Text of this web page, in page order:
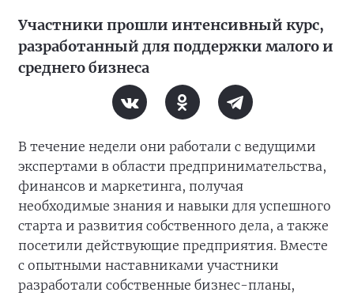
Участники прошли интенсивный курс,
разработанный для поддержки малого и
среднего бизнеса
В течение недели они работали с ведущими
экспертами в области предпринимательства,
финансов и маркетинга, получая
необходимые знания и навыки для успешного
старта и развития собственного дела, а также
посетили действующие предприятия. Вместе
с опытными наставниками участники
разработали собственные бизнес-планы,